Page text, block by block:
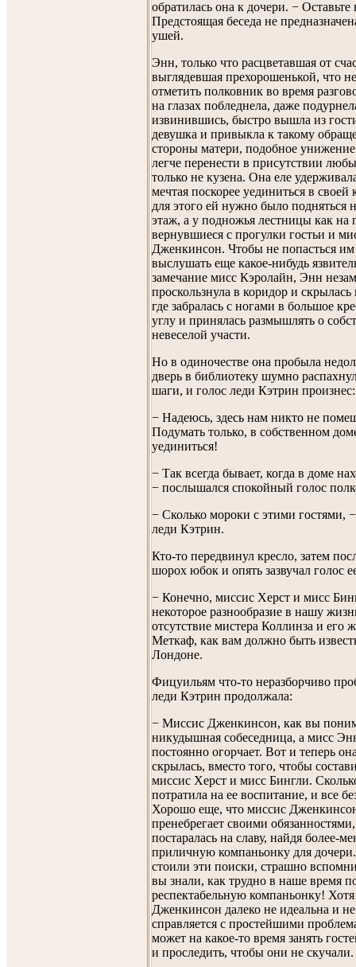
обратилась она к дочери. − Оставьте
Предстоящая беседа не
ушей.
Энн, только что расцветавшая от
выглядевшая прехорошенькой, что
отметить полковник во время
на глазах побледнела, даже
извинившись, быстро вышла из
девушка и привыкла к такому
стороны матери, подобное
легче перенести в присутствии
только не кузена. Она еле
мечтая поскорее уединиться в своей
для этого ей нужно было подняться
этаж, а у подножья лестницы как на
вернувшиеся с прогулки гостьи и
Дженкинсон. Чтобы не попасться им
выслушать еще какое-нибудь
замечание мисс Кэролайн, Энн
проскользнула в коридор и скрылась
где забралась с ногами в большое
углу и принялась размышлять о
невеселой участи.
Но в одиночестве она пробыла
дверь в библиотеку шумно
шаги, и голос леди Кэтрин произнес:
− Надеюсь, здесь нам никто не
Подумать только, в собственном
уединиться!
− Так всегда бывает, когда в доме
− послышался спокойный голос
− Сколько мороки с этими гостями,
леди Кэтрин.
Кто-то передвинул кресло, затем
шорох юбок и опять зазвучал голос
− Конечно, миссис Херст и мисс
некоторое разнообразие в нашу
отсутствие мистера Коллинза и его
Меткаф, как вам должно быть
Лондоне.
Фицуильям что-то неразборчиво
леди Кэтрин продолжала:
− Миссис Дженкинсон, как вы
никудышная собеседница, а мисс
постоянно огорчает. Вот и теперь
скрылась, вместо того, чтобы
миссис Херст и мисс Бингли.
потратила на ее воспитание, и все
Хорошо еще, что миссис
пренебрегает своими
постаралась на славу, найдя более-
приличную компаньонку для
стоили эти поиски, страшно
вы знали, как трудно в наше время
респектабельную компаньонку!
Дженкинсон далеко не идеальна и не
справляется с простейшими
может на какое-то время занять
и проследить, чтобы они не скучали.